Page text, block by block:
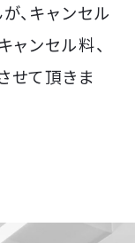
、キャンセル
ャンセル料、
せて頂きま